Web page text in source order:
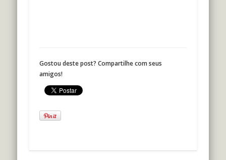
Gostou deste post? Compartilhe com seus
amigos!